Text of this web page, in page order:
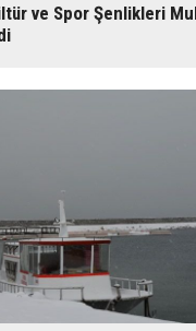
ve Spor Şenlikleri